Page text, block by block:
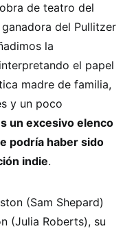
de teatro del
del Pullitzer
la
el papel
madre de familia,
y un poco
un excesivo elenco
podría haber sido
indie.
(Sam Shepard)
(Julia Roberts), su